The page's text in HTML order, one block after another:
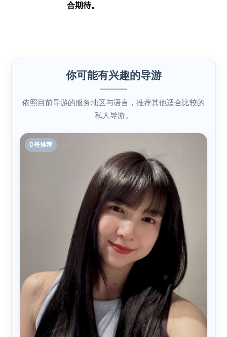
合期待。
你可能有兴趣的导游
依照目前导游的服务地区与语言，推荐其他适合比较的
私人导游。
D哥推荐